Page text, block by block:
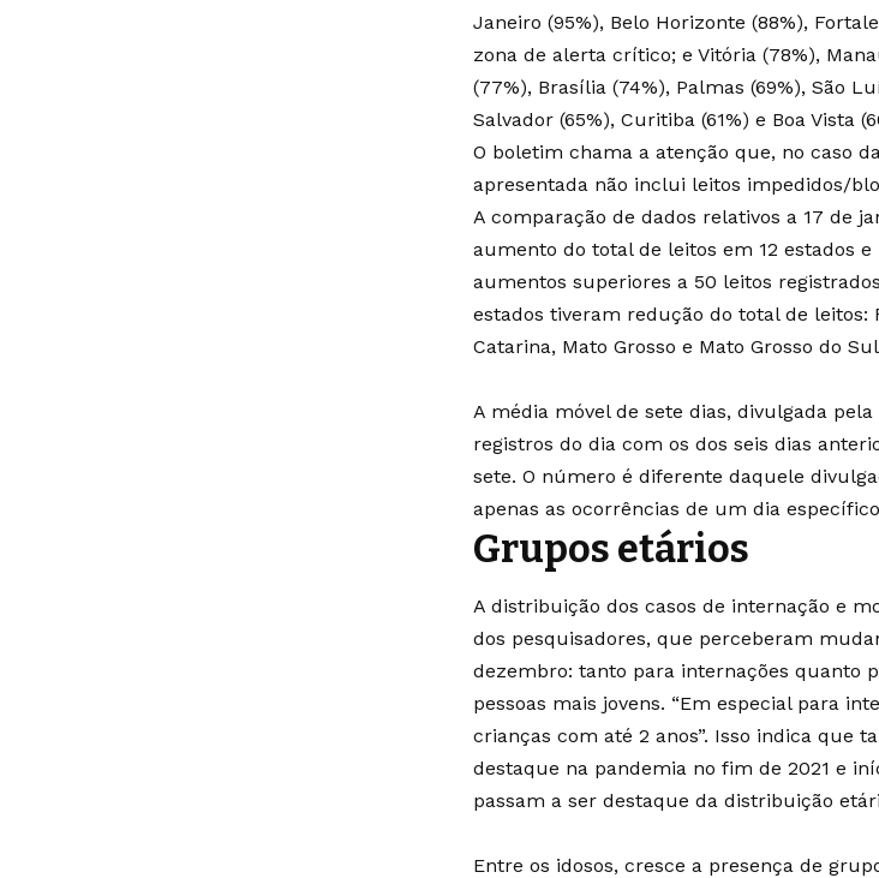
Janeiro (95%), Belo Horizonte (88%),
zona de alerta crítico; e Vitória (78%),
(77%), Brasília (74%), Palmas (69%), São
Salvador (65%), Curitiba (61%) e Boa Vista
O boletim chama a atenção que, no caso
apresentada não inclui leitos impedidos/
A comparação de dados relativos a 17 de
aumento do total de leitos em 12 estados
aumentos superiores a 50 leitos
estados tiveram redução do total de leitos:
Catarina, Mato Grosso e Mato Grosso do
A média móvel de sete dias, divulgada
registros do dia com os dos seis dias
sete. O número é diferente daquele
apenas as ocorrências de um dia
Grupos etários
A distribuição dos casos de internação e
dos pesquisadores, que perceberam
dezembro: tanto para internações quanto
pessoas mais jovens. “Em especial para
crianças com até 2 anos”. Isso indica que
destaque na pandemia no fim de 2021 e
passam a ser destaque da distribuição
Entre os idosos, cresce a presença de